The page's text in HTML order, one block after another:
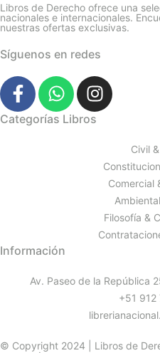
Libros de Derecho ofrece una
nacionales e internacionales.
nuestras ofertas exclusivas.
Síguenos en redes
Categorías Libros
Civil
Comercial
Filosofía &
Información
Av. Paseo de la República
+51
© Copyright 2024 | Libros de